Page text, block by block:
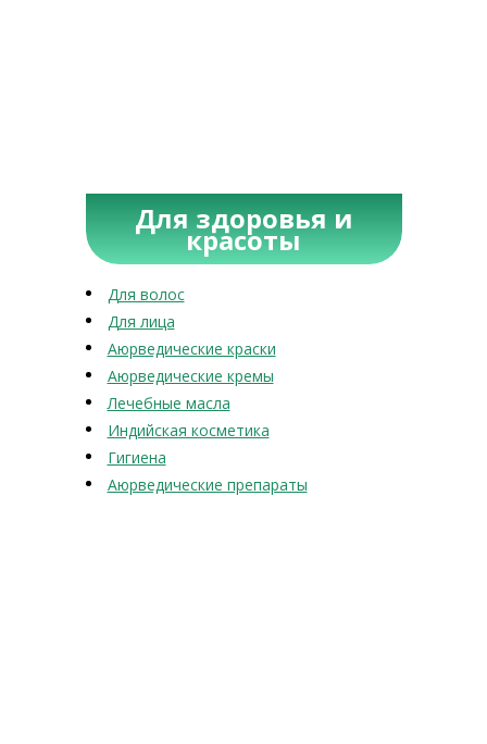
Для здоровья и
красоты
Для волос
Для лица
Аюрведические краски
Аюрведические кремы
Лечебные масла
Индийская косметика
Гигиена
Аюрведические препараты